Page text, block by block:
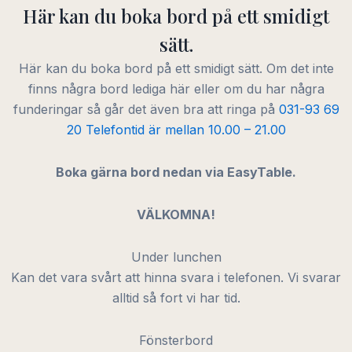
Här kan du boka bord på ett smidigt
sätt.
Här kan du boka bord på ett smidigt sätt. Om det inte
finns några bord lediga här eller om du har några
funderingar så går det även bra att ringa på 031-93 69
20 Telefontid är mellan 10.00 – 21.00
Boka gärna bord nedan via EasyTable.
VÄLKOMNA!
Under lunchen
Kan det vara svårt att hinna svara i telefonen. Vi svarar
alltid så fort vi har tid.
Fönsterbord